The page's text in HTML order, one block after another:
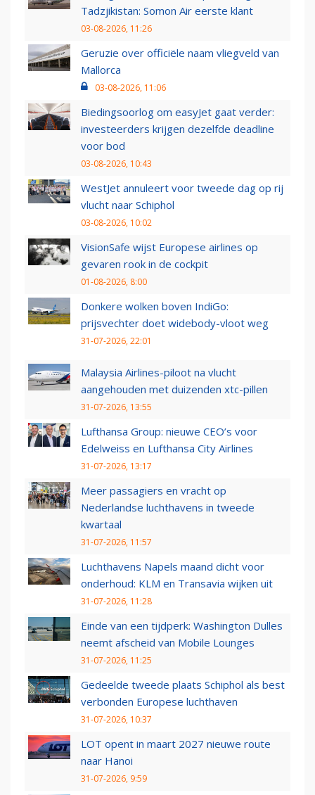
Tadzjikistan: Somon Air eerste klant
03-08-2026, 11:26
Geruzie over officiële naam vliegveld van
Mallorca
03-08-2026, 11:06
Biedingsoorlog om easyJet gaat verder:
investeerders krijgen dezelfde deadline
voor bod
03-08-2026, 10:43
WestJet annuleert voor tweede dag op rij
vlucht naar Schiphol
03-08-2026, 10:02
VisionSafe wijst Europese airlines op
gevaren rook in de cockpit
01-08-2026, 8:00
Donkere wolken boven IndiGo:
prijsvechter doet widebody-vloot weg
31-07-2026, 22:01
Malaysia Airlines-piloot na vlucht
aangehouden met duizenden xtc-pillen
31-07-2026, 13:55
Lufthansa Group: nieuwe CEO’s voor
Edelweiss en Lufthansa City Airlines
31-07-2026, 13:17
Meer passagiers en vracht op
Nederlandse luchthavens in tweede
kwartaal
31-07-2026, 11:57
Luchthavens Napels maand dicht voor
onderhoud: KLM en Transavia wijken uit
31-07-2026, 11:28
Einde van een tijdperk: Washington Dulles
neemt afscheid van Mobile Lounges
31-07-2026, 11:25
Gedeelde tweede plaats Schiphol als best
verbonden Europese luchthaven
31-07-2026, 10:37
LOT opent in maart 2027 nieuwe route
naar Hanoi
31-07-2026, 9:59